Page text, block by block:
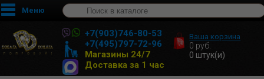
Меню
+7(903)746-80-53
+7(495)797-72-96
Магазины 24/7
Доставка за 1 час
Ваша корзина
0 руб.
0 штук(и)